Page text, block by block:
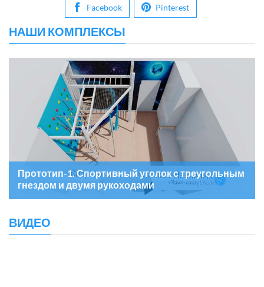
Facebook Pinterest
НАШИ КОМПЛЕКСЫ
Прототип-1. Спортивный уголок с треугольным
гнездом и двумя рукоходами
ВИДЕО